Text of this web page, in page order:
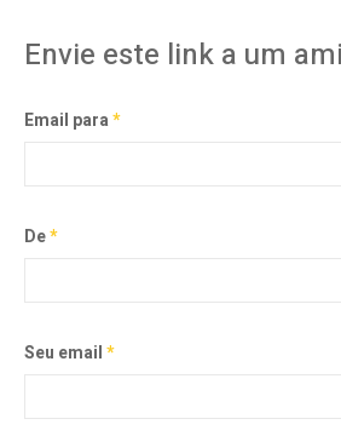
Envie este link a um
Email para*
De*
Seu email*